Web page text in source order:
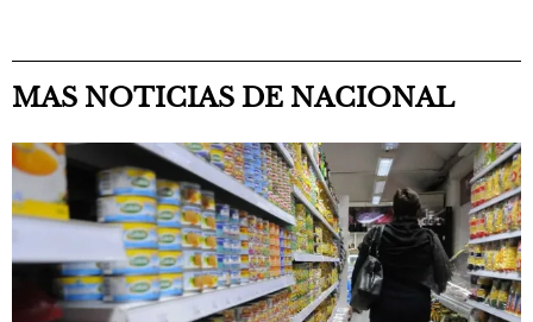
MAS NOTICIAS DE NACIONAL